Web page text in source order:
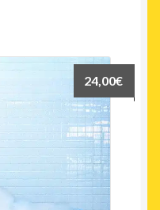
24,00€